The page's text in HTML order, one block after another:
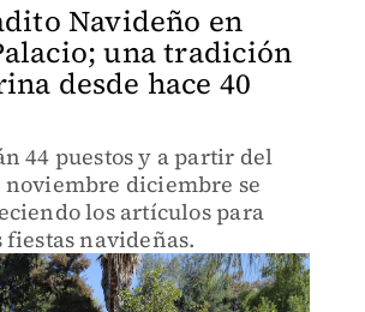
Navideño en
una tradición
desde hace 40
44 puestos y a partir del
diciembre se
los artículos para
navideñas.